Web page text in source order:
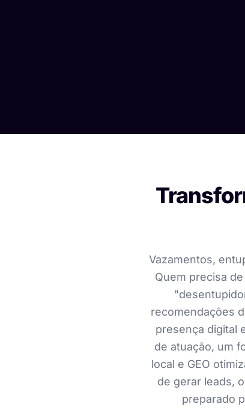
Vazamentos,
Quem precisa
recomendações
presença digital
de atuação, um
local e GEO
de gerar leads,
preparado